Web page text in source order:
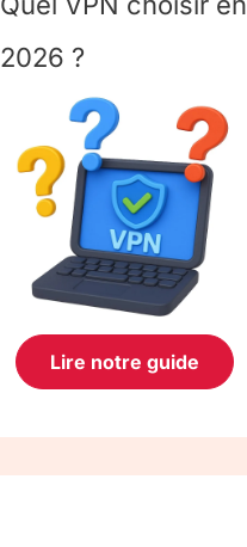
2026 ?
Lire notre guide